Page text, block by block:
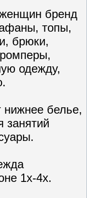
бренд
топы,
брюки,
одежду,
нижнее белье,
занятий
1х-4х.